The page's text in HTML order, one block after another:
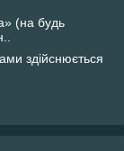
(на будь
здійснюється